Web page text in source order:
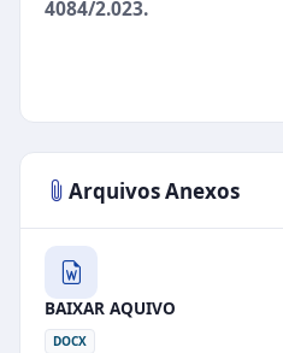
4084/2.023.
Arquivos Anexos
BAIXAR AQUIVO
DOCX